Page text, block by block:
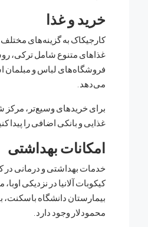
خرید و غذا
غذاهای متنوع شامل ترکی،
فروشگاه‌های لباس و مبلمان
می‌دهد.
غذایی و بانکی اضافی را پیدا
امکانات بهداشتی
خدمات بهداشتی و درمانی در
کیکوبات آلانیا در نزدیکی
بیمارستان دانشگاه
محمودلار وجود دارد.